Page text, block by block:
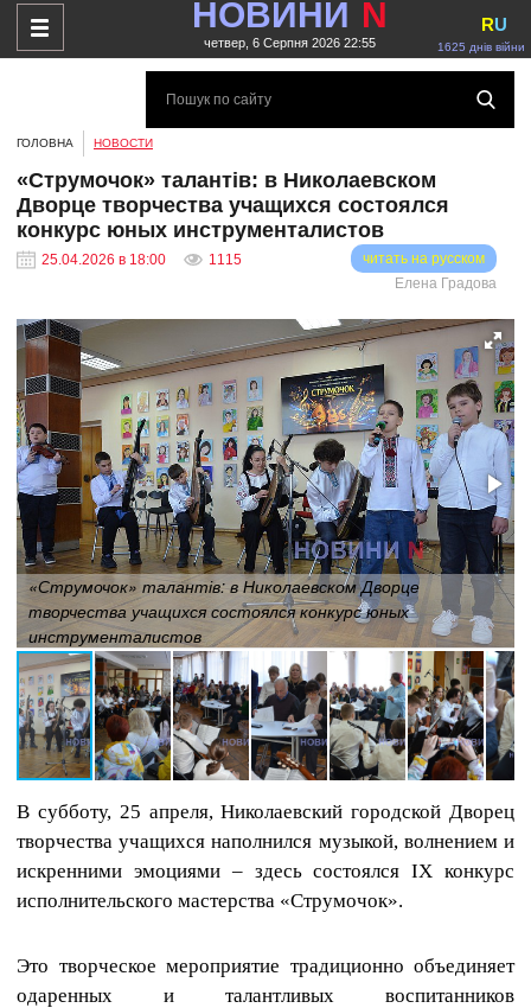
НОВИНИ N
четвер, 6 Серпня 2026 22:55 1625 днів війни
RU
ГОЛОВНА НОВОСТИ
«Струмочок» талантів: в Николаевском
Дворце творчества учащихся состоялся
конкурс юных инструменталистов
25.04.2026 в 18:00 1115
читать на русском
Елена Градова
«Струмочок» талантів: в Николаевском Дворце
творчества учащихся состоялся конкурс юных
инструменталистов
В субботу, 25 апреля, Николаевский городской Дворец
творчества учащихся наполнился музыкой, волнением и
искренними эмоциями – здесь состоялся IX конкурс
исполнительского мастерства «Струмочок».
Это творческое мероприятие традиционно объединяет
одаренных и талантливых воспитанников